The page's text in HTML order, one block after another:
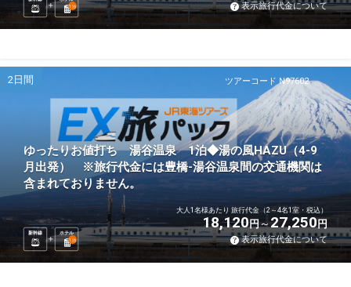
1 泊 表示旅行代金について
ツアーコード N97602
2日間
ゆったりお値打ち 湯谷温泉 1泊◆湯の風HAZU（4-9
月出発） ※旅行代金には豊橋-湯谷温泉間の交通機関は
含まれておりません。
新幹線
ホテル
1 泊
大人1名様あたり 旅行代金（2～4名1室・税込）
18,120円 27,250円
表示旅行代金について